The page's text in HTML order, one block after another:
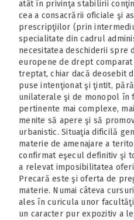
atât în privinţa stabilirii
cea a consacrării oficiale şi
prescripţiilor (prin
specialitate din cadrul
necesitatea deschiderii spre
europene de drept
treptat, chiar dacă deosebit
puse intenţionat şi ţintit,
unilaterale şi de monopol în
pertinente mai complexe,
menite să apere şi să
urbanistic. Situaţia dificilă
materie de amenajare a
confirmat eşecul definitiv şi
a relevat imposibilitatea
Precară este şi oferta de
materie. Numai câteva
ales în curicula unor
un caracter pur expozitiv a